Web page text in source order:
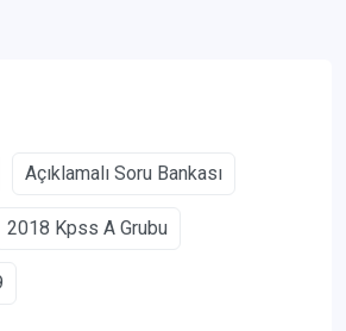
Açıklamalı Soru Bankası
2018 Kpss A Grubu